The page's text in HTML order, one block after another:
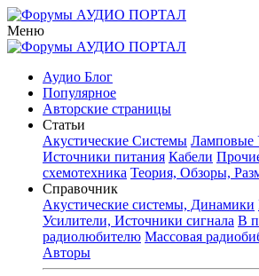
Меню
Аудио Блог
Популярное
Авторские страницы
Статьи
Акустические Системы Ламповые
Источники питания Кабели
схемотехника Теория, Обзоры,
Справочник
Акустические системы, Динамики
Усилители, Источники сигнала В
радиолюбителю Массовая
Авторы